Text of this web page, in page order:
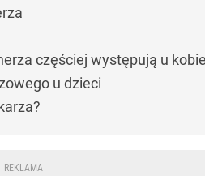
częściej występują u
u dzieci